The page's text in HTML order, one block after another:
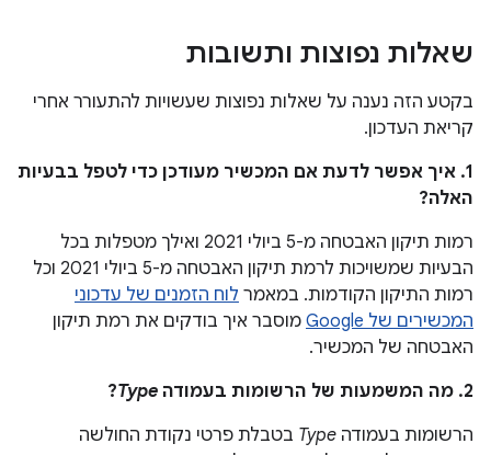
שאלות נפוצות ותשובות
בקטע הזה נענה על שאלות נפוצות שעשויות להתעורר אחרי
קריאת העדכון.
1. איך אפשר לדעת אם המכשיר מעודכן כדי לטפל בבעיות
האלה?
רמות תיקון האבטחה מ-5 ביולי 2021 ואילך מטפלות בכל
הבעיות שמשויכות לרמת תיקון האבטחה מ-5 ביולי 2021 וכל
רמות התיקון הקודמות. במאמר לוח הזמנים של עדכוני
המכשירים של Google
מוסבר איך בודקים את רמת תיקון
האבטחה של המכשיר.
2. מה המשמעות של הרשומות בעמודה
Type
?
הרשומות בעמודה Type בטבלת פרטי נקודת החולשה